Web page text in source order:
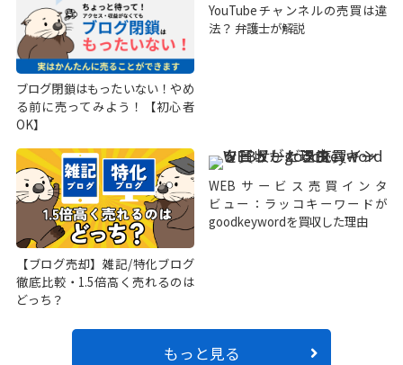
ブログ閉鎖はもったいない！やめ
る前に売ってみよう！【初心者
OK】
YouTubeチャンネルの売買は違
法？ 弁護士が解説
【ブログ売却】雑記/特化ブログ
徹底比較・1.5倍高く売れるのは
どっち？
WEBサービス売買インタ
ビュー：ラッコキーワードが
goodkeywordを買収した理由
もっと見る